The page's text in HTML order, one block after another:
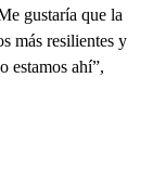
gustaría que la
más resilientes y
estamos ahí”,